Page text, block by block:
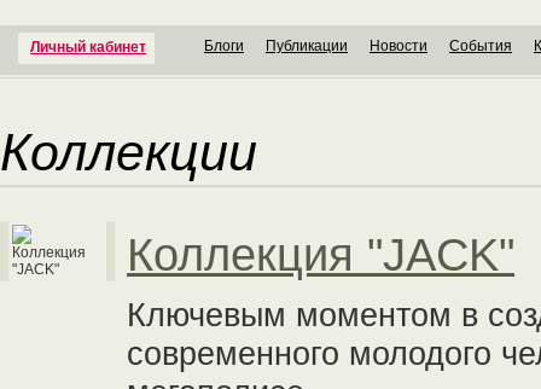
Личный кабинет Блоги Публикации Новости События
Коллекции
Коллекция "JACK"
Ключевым моментом в
современного молодого